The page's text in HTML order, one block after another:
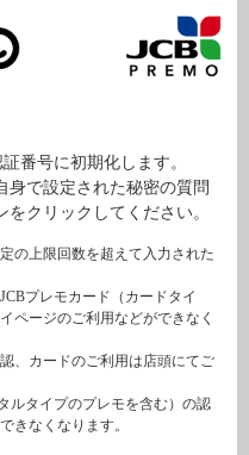
番号に初期化します。
身で設定された秘密の質問
クリックしてください。
の上限回数を超えて入力された
プレモカード（カードタイ
ページのご利用などができなく
、カードのご利用は店頭にてご
ルタイプのプレモを含む）の認
きなくなります。